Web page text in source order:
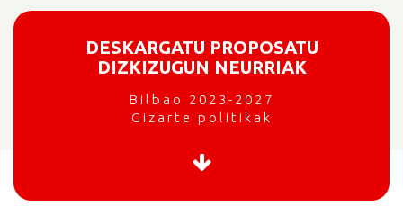
DESKARGATU PROPOSATU
DIZKIZUGUN NEURRIAK
Bilbao 2023-2027
Gizarte politikak